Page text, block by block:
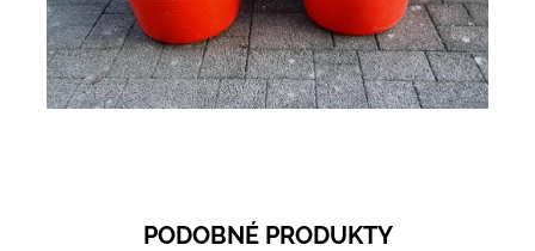
PODOBNÉ PRODUKTY